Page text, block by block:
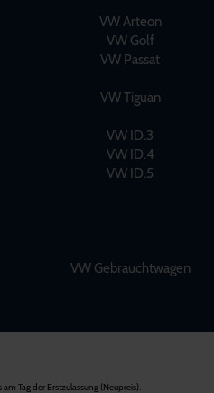
VW Arteon
VW Golf
VW Passat
VW Tiguan
VW ID.3
VW ID.4
VW ID.5
VW Gebrauchtwagen
Tag der Erstzulassung (Neupreis).